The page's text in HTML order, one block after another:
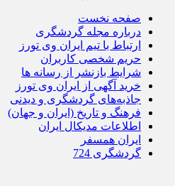
صفحه نخست
درباره مجله گردشگری
ارتباط با تیم ایران وی تورز
حریم شخصی کاربران
شرایط بازنشر از رسانه ها
خرید آگهی از ایران وی تورز
جاذبه‌های گردشگری و دیدنی
فرهنگ و تاریخ (ایران و جهان)
اطلاعات مدیکال ایران
ایران همسفر
گردشگری 724